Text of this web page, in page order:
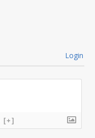
Login
[+]